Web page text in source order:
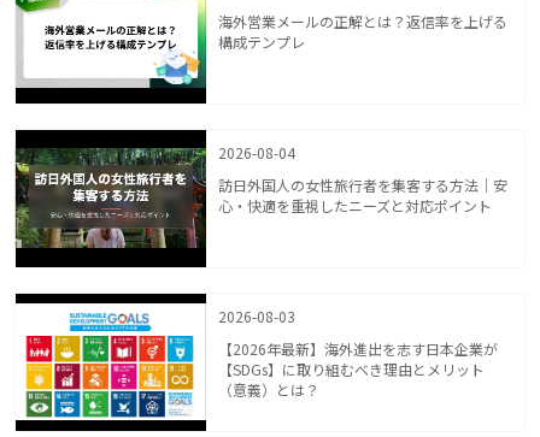
海外営業メールの正解とは？返信率を上げる
構成テンプレ
2026-08-04
訪日外国人の女性旅行者を集客する方法｜安
心・快適を重視したニーズと対応ポイント
2026-08-03
【2026年最新】海外進出を志す日本企業が
【SDGs】に取り組むべき理由とメリット
（意義）とは？